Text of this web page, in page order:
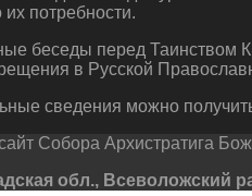
потребности.
беседы перед Таинством
в Русской
сведения можно
Собора Архистратига
обл., Всеволожский